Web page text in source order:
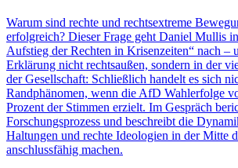
Warum sind rechte und rechtsextreme
erfolgreich? Dieser Frage geht Daniel Mullis
Aufstieg der Rechten in Krisenzeiten“ nach –
Erklärung nicht rechtsaußen, sondern in der
der Gesellschaft: Schließlich handelt es sich
Randphänomen, wenn die AfD Wahlerfolge
Prozent der Stimmen erzielt. Im Gespräch
Forschungsprozess und beschreibt die
Haltungen und rechte Ideologien in der Mitte
anschlussfähig machen.